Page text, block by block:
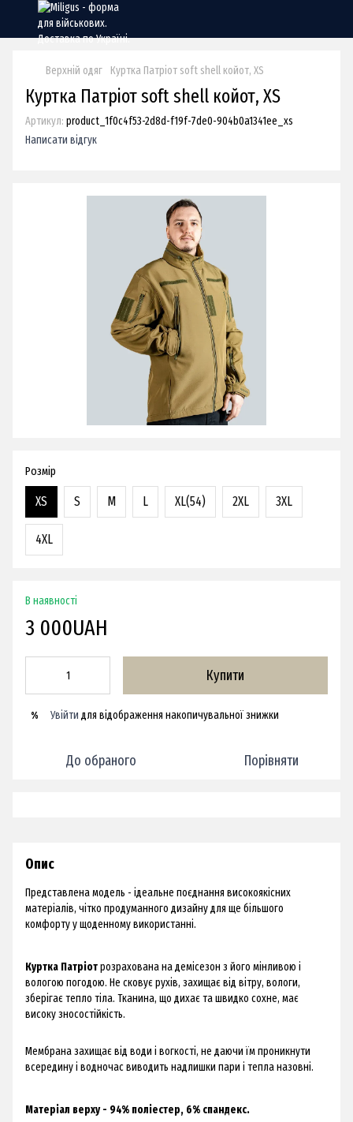
Верхній одяг Куртка Патріот soft shell койот, XS
Куртка Патріот soft shell койот, XS
Артикул: product_1f0c4f53-2d8d-f19f-7de0-904b0a1341ee_xs
Написати відгук
Розмір
XS S M L XL(54) 2XL 3XL
4XL
В наявності
3 000UAH
Купити
% Увійти для відображення накопичувальної знижки
До обраного Порівняти
Опис
Представлена модель - ідеальне поєднання високоякісних
матеріалів, чітко продуманного дизайну для ще більшого
комфорту у щоденному використанні.
Куртка Патріотрозрахована на демісезон з його мінливою і
вологою погодою. Не сковує рухів, захищає від вітру, вологи,
зберігає тепло тіла. Тканина, що дихає та швидко сохне, має
високу зносостійкість.
Мембрана захищає від води і вогкості, не даючи їм проникнути
всередину і водночас виводить надлишки пари і тепла назовні.
Матеріал верху - 94% поліестер, 6% спандекс.